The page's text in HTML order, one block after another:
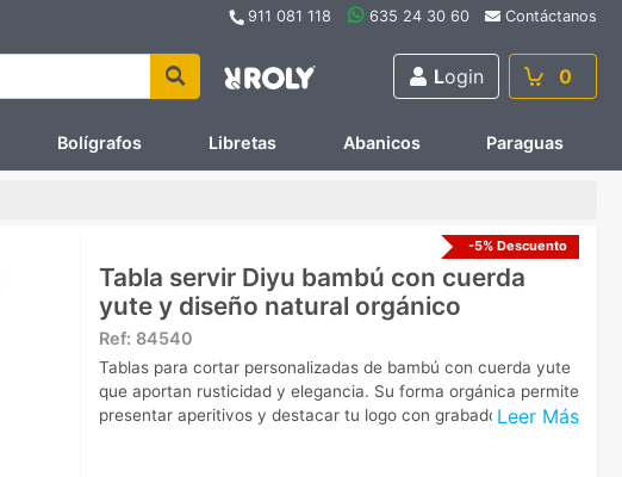
911 081 118 635 24 30 60 Contáctanos
Login 0
Bolígrafos Libretas Abanicos Paraguas
-5% Descuento
Tabla servir Diyu bambú con cuerda
yute y diseño natural orgánico
Ref: 84540
Leer Más
Tablas para cortar personalizadas de bambú con cuerda yute
que aportan rusticidad y elegancia. Su forma orgánica permite
presentar aperitivos y destacar tu logo con grabado láser.